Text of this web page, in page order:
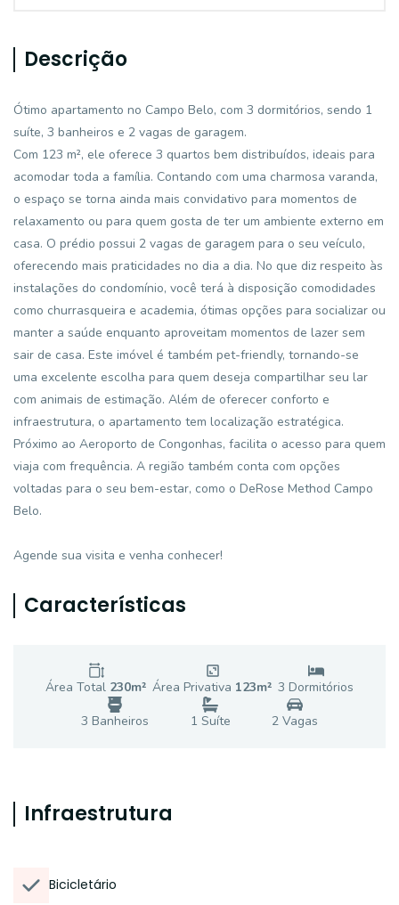
Descrição
Ótimo apartamento no Campo Belo, com 3 dormitórios, sendo 1
suíte, 3 banheiros e 2 vagas de garagem.
Com 123 m², ele oferece 3 quartos bem distribuídos, ideais para
acomodar toda a família. Contando com uma charmosa varanda,
o espaço se torna ainda mais convidativo para momentos de
relaxamento ou para quem gosta de ter um ambiente externo em
casa. O prédio possui 2 vagas de garagem para o seu veículo,
oferecendo mais praticidades no dia a dia. No que diz respeito às
instalações do condomínio, você terá à disposição comodidades
como churrasqueira e academia, ótimas opções para socializar ou
manter a saúde enquanto aproveitam momentos de lazer sem
sair de casa. Este imóvel é também pet-friendly, tornando-se
uma excelente escolha para quem deseja compartilhar seu lar
com animais de estimação. Além de oferecer conforto e
infraestrutura, o apartamento tem localização estratégica.
Próximo ao Aeroporto de Congonhas, facilita o acesso para quem
viaja com frequência. A região também conta com opções
voltadas para o seu bem-estar, como o DeRose Method Campo
Belo.
Agende sua visita e venha conhecer!
Características
Área Total 230m² Área Privativa 123m² 3 Dormitórios
3 Banheiros 1 Suíte 2Vagas
Infraestrutura
Bicicletário